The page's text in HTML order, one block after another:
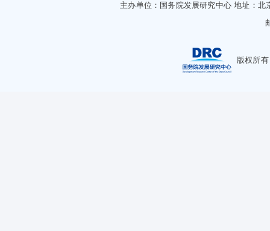
主办单位：国务院发展研究中心 地址：北
版权所有